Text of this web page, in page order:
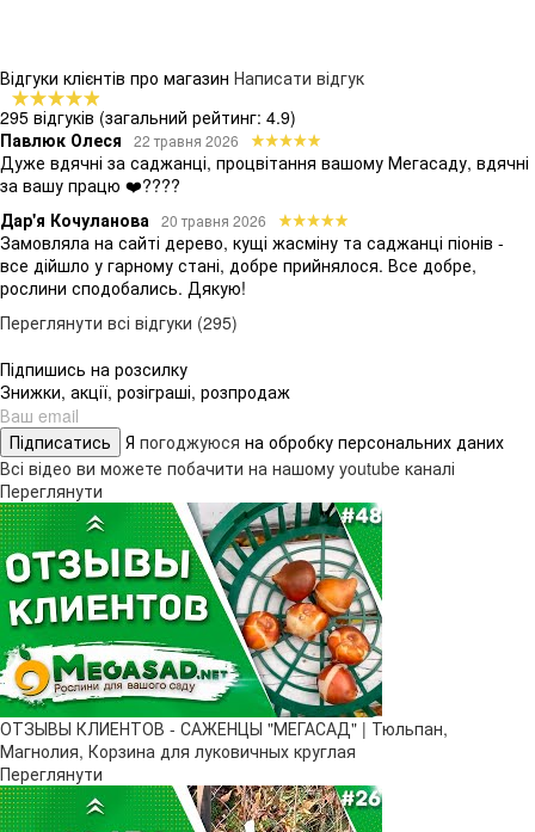
Відгуки клієнтів про магазин Написати відгук
295 відгуків (загальний рейтинг: 4.9)
Павлюк Олеся
22 травня 2026
Дуже вдячні за саджанці, процвітання вашому Мегасаду, вдячні
за вашу працю ❤️????
Дар'я Кочуланова
20 травня 2026
Замовляла на сайті дерево, кущі жасміну та саджанці піонів -
все дійшло у гарному стані, добре прийнялося. Все добре,
рослини сподобались. Дякую!
Переглянути всі відгуки (295)
Підпишись на розсилку
Знижки, акції, розіграші, розпродаж
Підписатись Я погоджуюся на обробку персональних даних
Всі відео ви можете побачити на нашому youtube каналі
Переглянути
ОТЗЫВЫ КЛИЕНТОВ - САЖЕНЦЫ "МЕГАСАД" | Тюльпан,
Магнолия, Корзина для луковичных круглая
Переглянути